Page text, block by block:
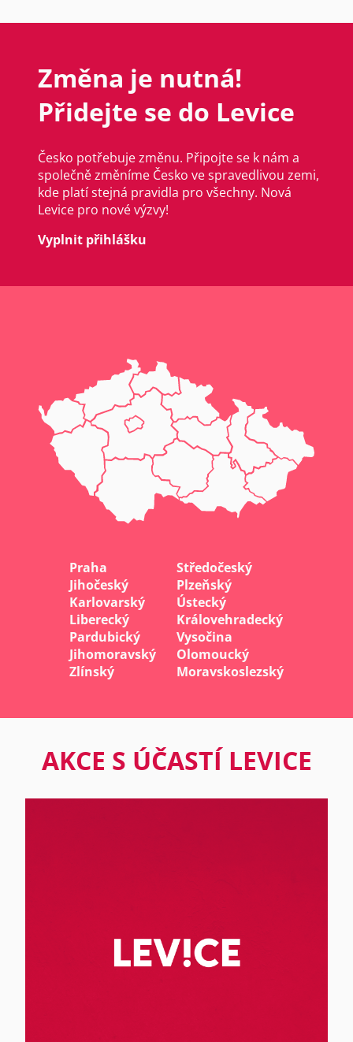
Změna je nutná!
Přidejte se do Levice
Česko potřebuje změnu. Připojte se k nám a
společně změníme Česko ve spravedlivou zemi,
kde platí stejná pravidla pro všechny. Nová
Levice pro nové výzvy!
Vyplnit přihlášku
Praha
Středočeský
Jihočeský
Plzeňský
Karlovarský
Ústecký
Liberecký
Královehradecký
Pardubický
Vysočina
Jihomoravský
Olomoucký
Zlínský
Moravskoslezský
AKCE S ÚČASTÍ LEVICE